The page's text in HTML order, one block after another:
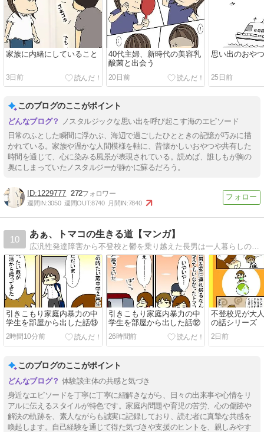
家族に内緒にしていること
3日前
40代主婦、新時代の美容乳
酸菌と出会う
20日前
思い出のおや
25日前
このブログのここがポイント
ノスタルジックな思い出を呼び起こす海のエピソード
日常のふとした瞬間に浮かぶ、海辺で過ごしたひとときの記憶が巧みに描
かれている。家族や温かな人間模様を軸に、昔懐かしいおやつや共有した
時間を通じて、心に染みる風景が表現されている。読めば、誰しもが胸の
奥にしまっていたノスタルジーが静かに蘇るだろう。
1229777 272
週間IN:3050 週間OUT:8740 月間IN:7840
10
あぁ、トマコの生きる道【マンガ】
広汎性発達障害から不登校と鬱を乗り越えた長男は一人暮らしの社会人二年生。ADHDを抱えた次男は社会人一年生。発達障害３兄弟を育てる母トマコの４〜１６コママンガ。
引きこもり家庭内暴力の中
学生を部屋から出した話⑬
2時間10分前
引きこもり家庭内暴力の中
学生を部屋から出した話⑫
26時間前
不登校児が大
の話シリーズ
2日前
このブログのここがポイント
体験談主体の共感と気づき
身近なエピソードを丁寧に丁寧に紐解きながら、日々の出来事や心情をリ
アルに伝えるスタイルが特色です。家庭内問題や育児の苦労、心の傷跡や
解決の軌跡を、素人ながらも誠実に記録しており、読む者に真摯な共感を
喚起します。自己経験を通じて得た気づきや支援のヒントを、親しみやす